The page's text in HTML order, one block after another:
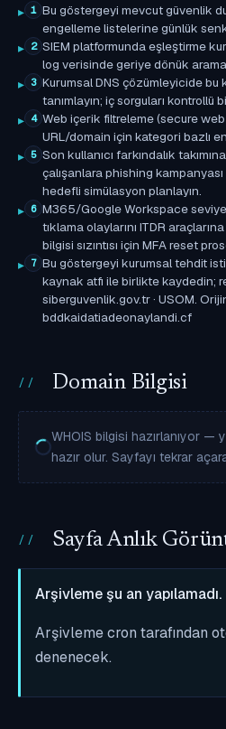
1 Bu göstergeyi mevcut güvenlik
engelleme listelerine günlük
2 SIEM platformunda eşleştirme
log verisinde geriye dönük arama
3 Kurumsal DNS çözümleyicide bu
tanımlayın; iç sorguları kontrollü
4 Web içerik filtreleme (secure
URL/domain için kategori bazlı
5 Son kullanıcı farkındalık
çalışanlara phishing
hedefli simülasyon planlayın.
6 M365/Google Workspace
tıklama olaylarını ITDR
bilgisi sızıntısı için MFA reset
7 Bu göstergeyi kurumsal tehdit
kaynak atfı ile birlikte kaydedin;
siberguvenlik.gov.tr · USOM.
bddkaidatiadeonaylandi.cf
Domain Bilgisi
WHOIS bilgisi hazırlanıyor —
hazır olur. Sayfayı tekrar
Sayfa Anlık
Arşivleme şu an yapılamadı.
Arşivleme cron tarafından
denenecek.